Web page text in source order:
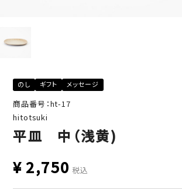
のし ギフト メッセージ
商品番号：ht-17
hitotsuki
平皿 中（浅黄)
¥2,750 税込